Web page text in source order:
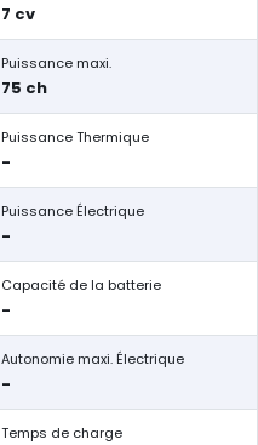
7 cv
Puissance maxi.
75 ch
Puissance Thermique
-
Puissance Électrique
-
Capacité de la batterie
-
Autonomie maxi. Électrique
-
Temps de charge